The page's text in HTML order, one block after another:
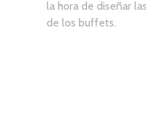
la hora de diseñar
de los buffets.